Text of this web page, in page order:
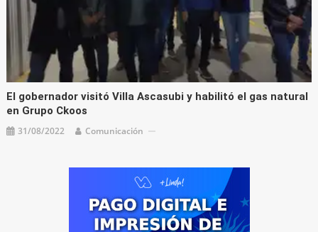
El gobernador visitó Villa Ascasubi y habilitó el gas natural
en Grupo Ckoos
31/08/2022 Comunicación